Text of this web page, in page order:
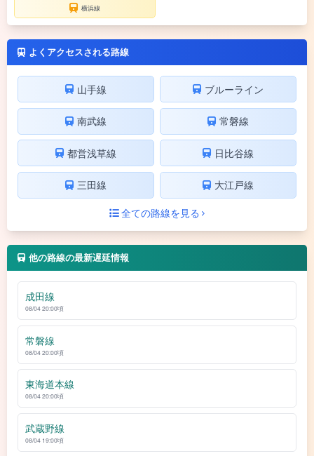
横浜線
よくアクセスされる路線
山手線 ブルーライン
南武線 常磐線
都営浅草線 日比谷線
三田線
大江戸線
全ての路線を見る
他の路線の最新遅延情報
成田線
08/04 20:00頃
常磐線
08/04 20:00頃
東海道本線
08/04 20:00頃
武蔵野線
08/04 19:00頃